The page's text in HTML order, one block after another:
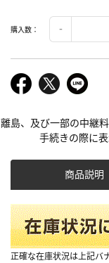
購入数：
離島、及び一部の中継
手続きの際に
商品説明
正確な在庫状況は上記バ